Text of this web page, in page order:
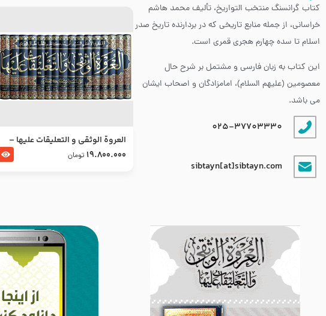
کتاب گرانسنگ منتخب التواريخ، تألیف محمد هاشم
خراسانی، از جمله منابع تاریخی که در بردارنده تاریخ صدر
اسلام تا سده چهارم هجری قمری است.
این کتاب به زبان فارسی و مشتمل بر شرح حال
معصومین (علیهم السلام)، امامزادگان و اصحاب ایشان
می باشد.
025-37703330
sibtayn[at]sibtayn.com
العروة الوثقى و التعليقات عليها –
طرح جدید
19.800.000 تومان